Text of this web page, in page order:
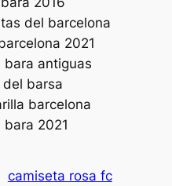
camiseta rosa fc